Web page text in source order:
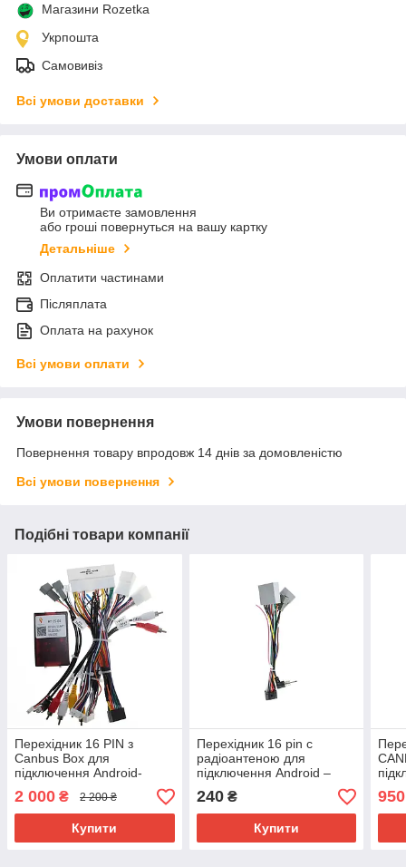
Магазини Rozetka
Укрпошта
Самовивіз
Всі умови доставки
Умови оплати
Ви отримаєте замовлення
або гроші повернуться на вашу картку
Детальніше
Оплатити частинами
Післяплата
Оплата на рахунок
Всі умови оплати
Умови повернення
Повернення товару впродовж 14 днів за домовленістю
Всі умови повернення
Подібні товари компанії
Перехідник 16 PIN з
Canbus Box для
підключення Android-
магнітоли до KIA/Hyundai
2 000 ₴ 2 200 ₴
Купити
Перехідник 16 pin c
радіоантеною для
підключення Android –
240₴
Купити
950